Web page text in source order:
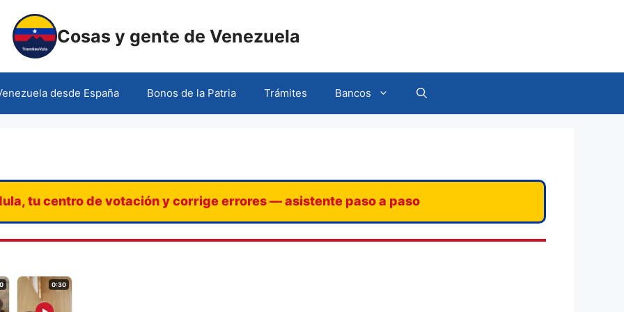
Cosas y gente de Venezuela
desde España Bonos de la Patria Trámites Bancos
tu centro de votación y corrige errores — asistente paso a paso
0:30